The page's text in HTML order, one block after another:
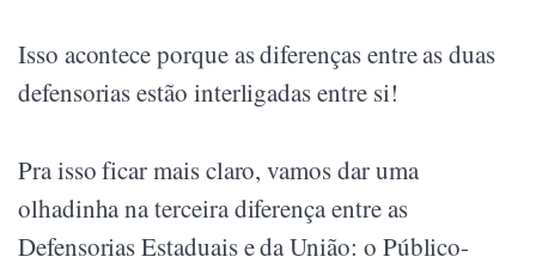
Isso acontece porque as diferenças entre as duas
defensorias estão interligadas entre si!
Pra isso ficar mais claro, vamos dar uma
olhadinha na terceira diferença entre as
Defensorias Estaduais e da União: o Público-